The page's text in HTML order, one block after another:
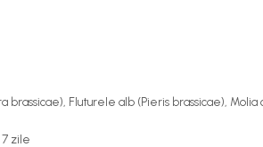
brassicae), Fluturele alb (Pieris brassicae), Molia
zile